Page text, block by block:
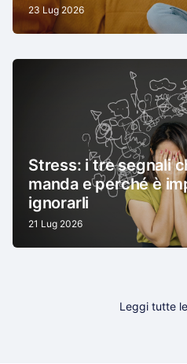
23 Lug 2026
Stress: i tre segnali
manda e perché è
ignorarli
21 Lug 2026
Leggi tutte